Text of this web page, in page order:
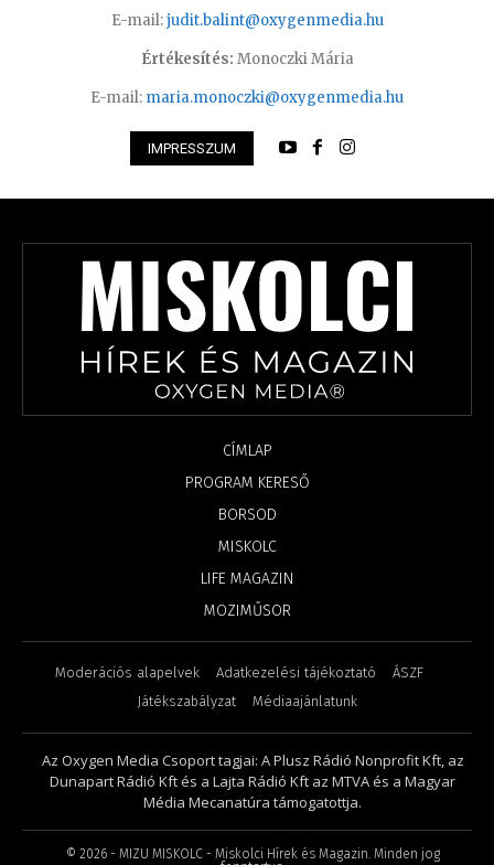
E-mail:judit.balint@oxygenmedia.hu
Értékesítés: Monoczki Mária
E-mail: maria.monoczki@oxygenmedia.hu
IMPRESSZUM
CÍMLAP
PROGRAM KERESŐ
BORSOD
MISKOLC
LIFE MAGAZIN
MOZIMŰSOR
Moderációs alapelvek Adatkezelési tájékoztató
ÁSZF
Játékszabályzat
Médiaajánlatunk
Az Oxygen Media Csoport tagjai: A Plusz Rádió Nonprofit Kft, az
Dunapart Rádió Kft és a Lajta Rádió Kft az MTVA és a Magyar
Média Mecanatúra támogatottja.
© 2026- MIZU MISKOLC - Miskolci Hírek és Magazin. Minden jog